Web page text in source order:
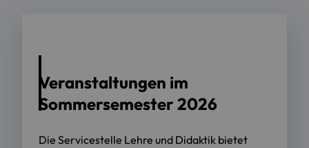
Veranstaltungen im
Sommersemester 2026
Die Servicestelle Lehre und Didaktik bietet